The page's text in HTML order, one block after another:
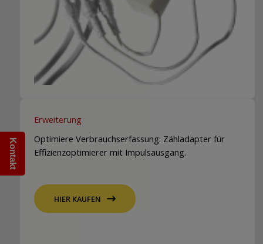
Kontakt
Erweiterung
Optimiere Verbrauchserfassung: Zähladapter für
Effizienzoptimierer mit Impulsausgang.
HIER KAUFEN